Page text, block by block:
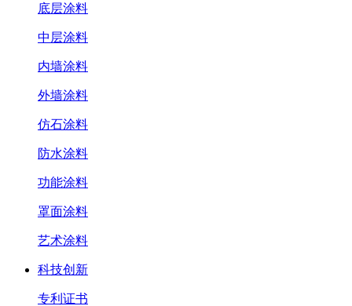
底层涂料
中层涂料
内墙涂料
外墙涂料
仿石涂料
防水涂料
功能涂料
罩面涂料
艺术涂料
科技创新
专利证书